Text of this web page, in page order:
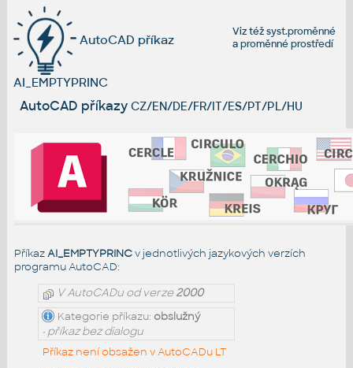
Viz téžsyst.proměnné
aproměnné prostředí
AutoCAD příkaz
AI_EMPTYPRINC
AutoCAD příkazy CZ/EN/DE/FR/IT/ES/PT/PL/HU
PříkazAI_EMPTYPRINCv jednotlivých jazykových verzích
programu AutoCAD:
V AutoCADu od verze2000
Kategorie příkazu: obslužný
• příkaz bez dialogu
Příkaz není obsažen v AutoCADu LT